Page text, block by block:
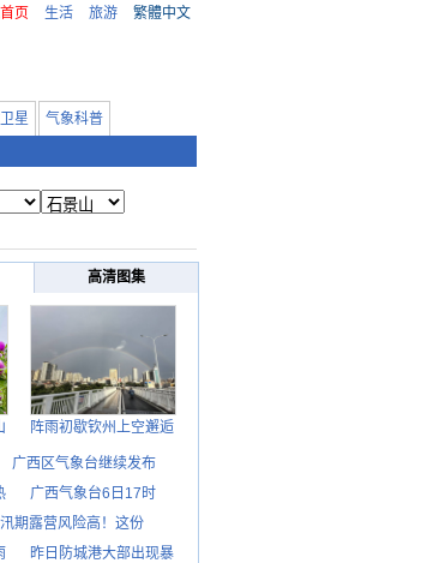
页 生活 旅游
繁體中文
星
气象科普
高清图集
阵雨初歇钦州上空邂逅
广西区气象台继续发布
广西气象台6日17时
汛期露营风险高！这份
昨日防城港大部出现暴